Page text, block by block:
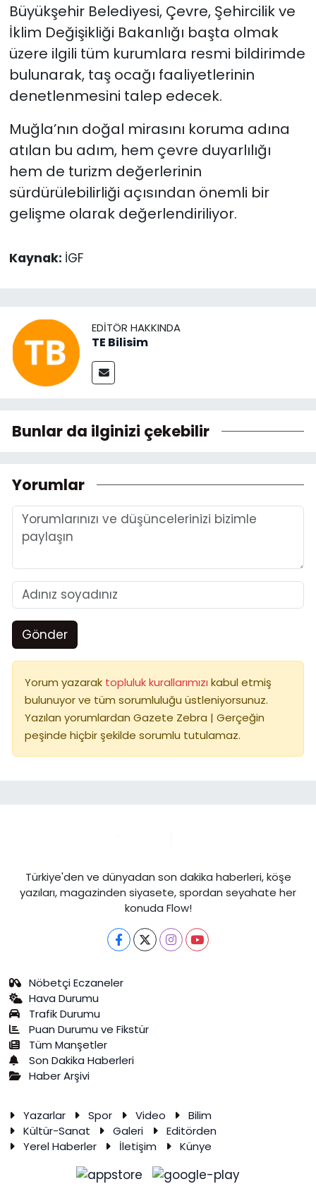
Büyükşehir Belediyesi, Çevre, Şehircilik ve
İklim Değişikliği Bakanlığı başta olmak
üzere ilgili tüm kurumlara resmi bildirimde
bulunarak, taş ocağı faaliyetlerinin
denetlenmesini talep edecek.
Muğla’nın doğal mirasını koruma adına
atılan bu adım, hem çevre duyarlılığı
hem de turizm değerlerinin
sürdürülebilirliği açısından önemli bir
gelişme olarak değerlendiriliyor.
Kaynak: İGF
EDITÖR HAKKINDA
TE Bilisim
Bunlar da ilginizi çekebilir
Yorumlar
Gönder
Yorum yazarak topluluk kurallarımızı kabul etmiş
bulunuyor ve tüm sorumluluğu üstleniyorsunuz.
Yazılan yorumlardan Gazete Zebra | Gerçeğin
peşinde hiçbir şekilde sorumlu tutulamaz.
Türkiye'den ve dünyadan son dakika haberleri, köşe
yazıları, magazinden siyasete, spordan seyahate her
konuda Flow!
Nöbetçi Eczaneler
Hava Durumu
Trafik Durumu
Puan Durumu ve Fikstür
Tüm Manşetler
Son Dakika Haberleri
Haber Arşivi
Yazarlar Spor Video
Bilim
Kültür-Sanat
Galeri
Editörden
Yerel Haberler
İletişim Künye